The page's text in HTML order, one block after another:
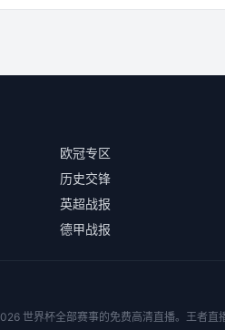
欧冠专区
历史交锋
英超战报
德甲战报
世界杯全部赛事的免费高清直播。王者